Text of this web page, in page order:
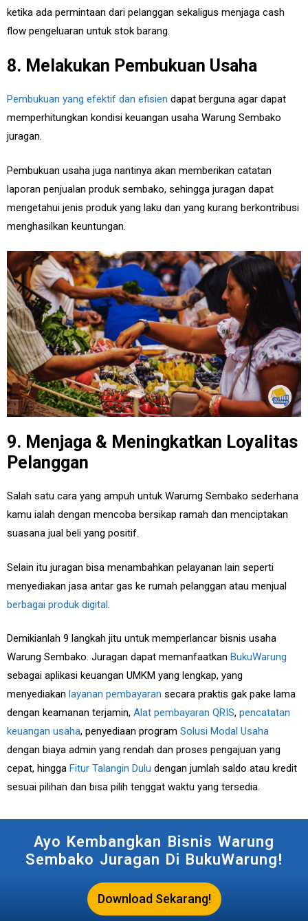
ketika ada permintaan dari pelanggan sekaligus menjaga cash
flow pengeluaran untuk stok barang.
8. Melakukan Pembukuan Usaha
Pembukuan yang efektif dan efisien dapat berguna agar dapat
memperhitungkan kondisi keuangan usaha Warung Sembako
juragan.
Pembukuan usaha juga nantinya akan memberikan catatan
laporan penjualan produk sembako, sehingga juragan dapat
mengetahui jenis produk yang laku dan yang kurang berkontribusi
menghasilkan keuntungan.
9. Menjaga & Meningkatkan Loyalitas
Pelanggan
Salah satu cara yang ampuh untuk Warumg Sembako sederhana
kamu ialah dengan mencoba bersikap ramah dan menciptakan
suasana jual beli yang positif.
Selain itu juragan bisa menambahkan pelayanan lain seperti
menyediakan jasa antar gas ke rumah pelanggan atau menjual
berbagai produk digital.
Demikianlah 9 langkah jitu untuk memperlancar bisnis usaha
Warung Sembako. Juragan dapat memanfaatkan BukuWarung
sebagai aplikasi keuangan UMKM yang lengkap, yang
menyediakan layanan pembayaran secara praktis gak pake lama
dengan keamanan terjamin, Alat pembayaran QRIS, pencatatan
keuangan usaha, penyediaan program Solusi Modal Usaha
dengan biaya admin yang rendah dan proses pengajuan yang
cepat, hingga Fitur Talangin Dulu dengan jumlah saldo atau kredit
sesuai pilihan dan bisa pilih tenggat waktu yang tersedia.
Ayo Kembangkan Bisnis Warung
Sembako Juragan Di BukuWarung!
Download Sekarang!